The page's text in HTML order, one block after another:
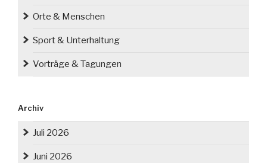
Orte & Menschen
Sport & Unterhaltung
Vorträge & Tagungen
Archiv
Juli 2026
Juni 2026